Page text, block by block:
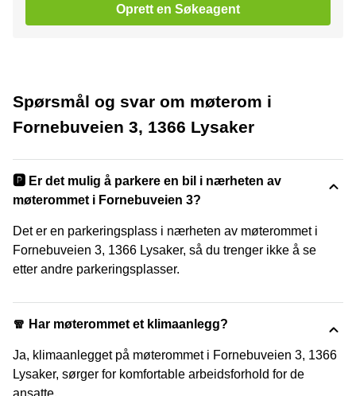
Oprett en Søkeagent
Spørsmål og svar om møterom i
Fornebuveien 3, 1366 Lysaker
🅿️ Er det mulig å parkere en bil i nærheten av
møterommet i Fornebuveien 3?
Det er en parkeringsplass i nærheten av møterommet i
Fornebuveien 3, 1366 Lysaker, så du trenger ikke å se
etter andre parkeringsplasser.
🧣 Har møterommet et klimaanlegg?
Ja, klimaanlegget på møterommet i Fornebuveien 3, 1366
Lysaker, sørger for komfortable arbeidsforhold for de
ansatte.